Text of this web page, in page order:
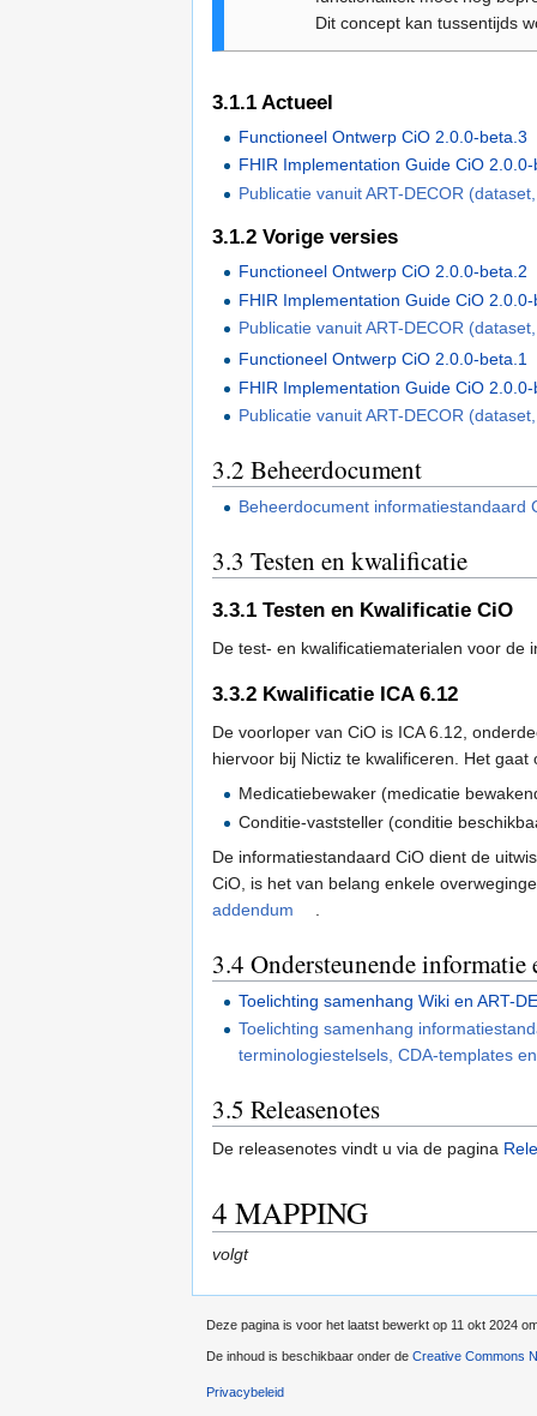
Dit concept kan tussentijds
3.1.1 Actueel
Functioneel Ontwerp CiO 2.0.0-beta.3
FHIR Implementation Guide CiO
Publicatie vanuit ART-DECOR
3.1.2 Vorige versies
Functioneel Ontwerp CiO 2.0.0-beta.2
FHIR Implementation Guide CiO
Publicatie vanuit ART-DECOR
Functioneel Ontwerp CiO 2.0.0-beta.1
FHIR Implementation Guide CiO
Publicatie vanuit ART-DECOR
3.2 Beheerdocument
Beheerdocument informatiestandaard
3.3 Testen en kwalificatie
3.3.1 Testen en Kwalificatie CiO
De test- en kwalificatiematerialen voor
3.3.2 Kwalificatie ICA 6.12
De voorloper van CiO is ICA 6.12,
hiervoor bij Nictiz te kwalificeren. Het
Medicatiebewaker (medicatie
Conditie-vaststeller (conditie
De informatiestandaard CiO dient de
CiO, is het van belang enkele
addendum
3.4 Ondersteunende
Toelichting samenhang Wiki en ART-
Toelichting samenhang
terminologiestelsels, CDA-templates
3.5 Releasenotes
De releasenotes vindt u via de pagina
4 MAPPING
volgt
Deze pagina is voor het laatst bewerkt op 11 okt 2024
De inhoud is beschikbaar onder de Creative Commons
Privacybeleid